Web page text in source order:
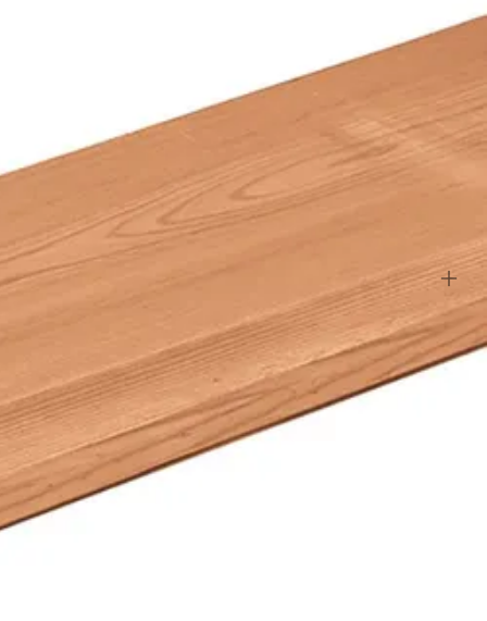
met olie of beits te behandelen. De levensduur wordt zo nog